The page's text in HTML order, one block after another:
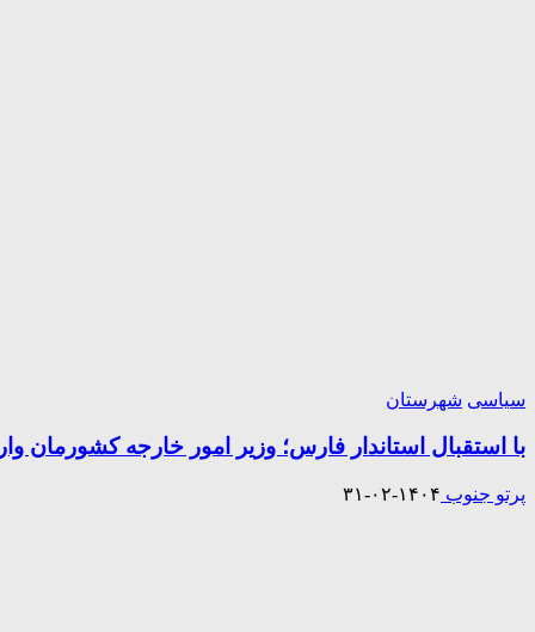
سیاسی شهرستان
با استقبال استاندار فارس؛ وزیر امور خارجه کشورمان
پرتو جنوب ۱۴۰۴-۰۲-۳۱